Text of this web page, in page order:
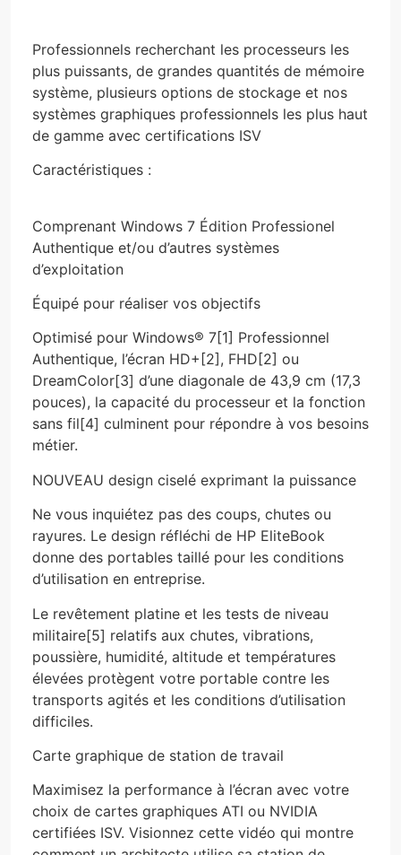
Professionnels recherchant les processeurs les
plus puissants, de grandes quantités de mémoire
système, plusieurs options de stockage et nos
systèmes graphiques professionnels les plus haut
de gamme avec certifications ISV
Caractéristiques :
Comprenant Windows 7 Édition Professionel
Authentique et/ou d’autres systèmes
d’exploitation
Équipé pour réaliser vos objectifs
Optimisé pour Windows® 7[1] Professionnel
Authentique, l’écran HD+[2], FHD[2] ou
DreamColor[3] d’une diagonale de 43,9 cm (17,3
pouces), la capacité du processeur et la fonction
sans fil[4] culminent pour répondre à vos besoins
métier.
NOUVEAU design ciselé exprimant la puissance
Ne vous inquiétez pas des coups, chutes ou
rayures. Le design réfléchi de HP EliteBook
donne des portables taillé pour les conditions
d’utilisation en entreprise.
Le revêtement platine et les tests de niveau
militaire[5] relatifs aux chutes, vibrations,
poussière, humidité, altitude et températures
élevées protègent votre portable contre les
transports agités et les conditions d’utilisation
difficiles.
Carte graphique de station de travail
Maximisez la performance à l’écran avec votre
choix de cartes graphiques ATI ou NVIDIA
certifiées ISV. Visionnez cette vidéo qui montre